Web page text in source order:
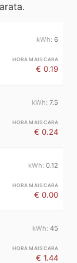
6
€ 0.19
7.5
€ 0.24
0.12
€ 0.00
45
€ 1.44